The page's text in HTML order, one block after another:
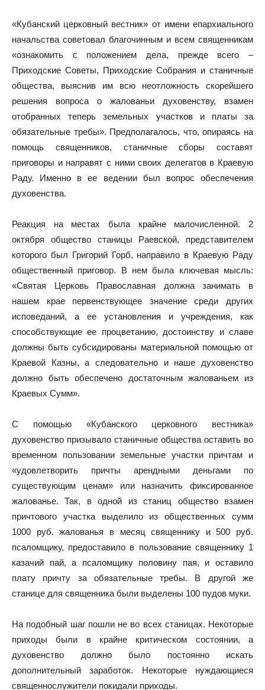
«Кубанский церковный вестник» от имени епархиального
начальства советовал благочинным и всем священникам
«ознакомить с положением дела, прежде всего –
Приходские Советы, Приходские Собрания и станичные
общества, выяснив им всю неотложность скорейшего
решения вопроса о жалованьи духовенству, взамен
отобранных теперь земельных участков и платы за
обязательные требы». Предполагалось, что, опираясь на
помощь священников, станичные сборы составят
приговоры и направят с ними своих делегатов в Краевую
Раду. Именно в ее ведении был вопрос обеспечения
духовенства.
Реакция на местах была крайне малочисленной. 2
октября общество станицы Раевской, представителем
которого был Григорий Горб, направило в Краевую Раду
общественный приговор. В нем была ключевая мысль:
«Святая Церковь Православная должна занимать в
нашем крае первенствующее значение среди других
исповеданий, а ее установления и учреждения, как
способствующие ее процветанию, достоинству и славе
должны быть субсидированы материальной помощью от
Краевой Казны, а следовательно и наше духовенство
должно быть обеспечено достаточным жалованьем из
Краевых Сумм».
С помощью «Кубанского церковного вестника»
духовенство призывало станичные общества оставить во
временном пользовании земельные участки причтам и
«удовлетворить причты арендными деньгами по
существующим ценам» или назначить фиксированное
жалованье. Так, в одной из станиц общество взамен
причтового участка выделило из общественных сумм
1000 руб. жалованья в месяц священнику и 500 руб.
псаломщику, предоставило в пользование священнику 1
казачий пай, а псаломщику половину пая, и оставило
плату причту за обязательные требы. В другой же
станице для священника были выделены 100 пудов муки.
На подобный шаг пошли не во всех станицах. Некоторые
приходы были в крайне критическом состоянии, а
духовенство должно было постоянно искать
дополнительный заработок. Некоторые нуждающиеся
священнослужители покидали приходы.